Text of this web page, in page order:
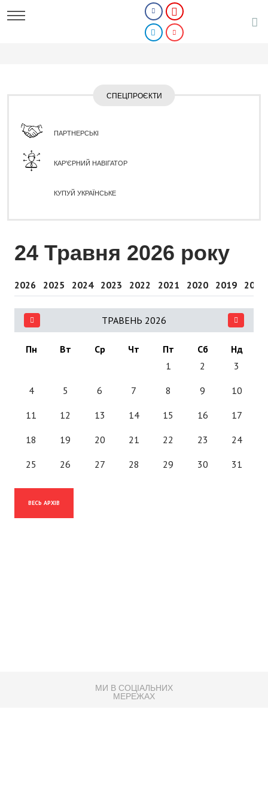
СПЕЦПРОЄКТИ
ПАРТНЕРСЬКІ
КАР'ЄРНИЙ НАВІГАТОР
КУПУЙ УКРАЇНСЬКЕ
24 Травня 2026 року
2026 2025 2024 2023 2022 2021 2020 2019 2018
ТРАВЕНЬ 2026
Пн Вт Ср Чт Пт Сб
Нд
1
2 3
4 5 6 7 8 9 10
11 12 13 14 15 16 17
18 19 20 21 22 23 24
25 26 27 28 29 30 31
ВЕСЬ АРХІВ
МИ В СОЦІАЛЬНИХ
МЕРЕЖАХ